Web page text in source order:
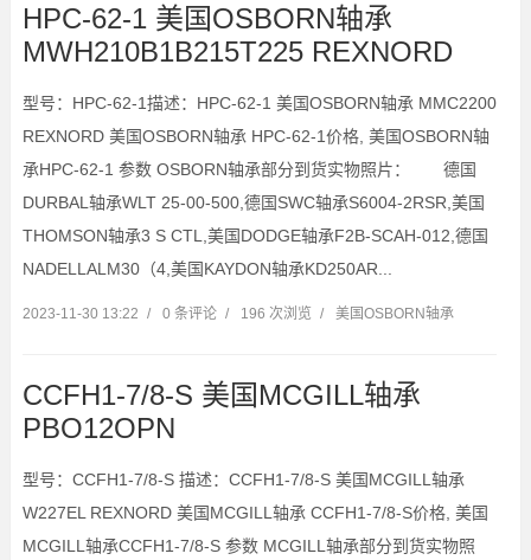
HPC-62-1 美国OSBORN轴承
MWH210B1B215T225 REXNORD
型号：HPC-62-1描述：HPC-62-1 美国OSBORN轴承 MMC2200
REXNORD 美国OSBORN轴承 HPC-62-1价格, 美国OSBORN轴
承HPC-62-1 参数 OSBORN轴承部分到货实物照片： 德国
DURBAL轴承WLT 25-00-500,德国SWC轴承S6004-2RSR,美国
THOMSON轴承3 S CTL,美国DODGE轴承F2B-SCAH-012,德国
NADELLALM30（4,美国KAYDON轴承KD250AR...
2023-11-30 13:22 / 0 条评论 / 196 次浏览 / 美国OSBORN轴承
CCFH1-7/8-S 美国MCGILL轴承
PBO12OPN
型号：CCFH1-7/8-S 描述：CCFH1-7/8-S 美国MCGILL轴承
W227EL REXNORD 美国MCGILL轴承 CCFH1-7/8-S价格, 美国
MCGILL轴承CCFH1-7/8-S 参数 MCGILL轴承部分到货实物照